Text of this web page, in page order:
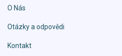
O Nás
Otázky a odpovědi
Kontakt